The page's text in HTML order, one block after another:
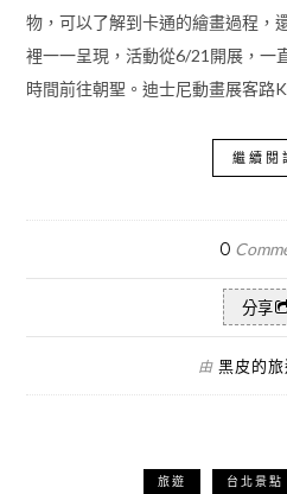
物，可以了解到卡通的繪畫過程，
裡一一呈現，活動從6/21開展，一
時間前往朝聖。迪士尼動畫展客路
繼續閱
0
分享
由 黑皮的
旅遊 台北景點